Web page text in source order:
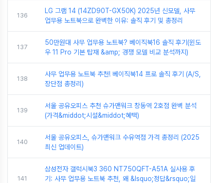
136
LG 그램 14 (14ZD90T-GX50K) 2025년 신모델, 사무
업무용 노트북으로 완벽한 이유: 솔직 후기 및 총정리
137
50만원대 사무 업무용 노트북? 베이직북16 솔직 후기(윈도
우 11 Pro 기본 탑재 &amp; 경쟁 모델 비교 분석까지)
138
사무 업무용 노트북 추천! 베이직북14 프로 솔직 후기 (A/S,
장단점 총정리)
139
서울 공유오피스 추천 슈가맨워크 창동역 2호점 완벽 분석
(가격&middot;시설&middot;혜택)
140
서울 공유오피스, 슈가맨워크 수유역점 가격 총정리 (2025
최신 업데이트)
141
삼성전자 갤럭시북3 360 NT750QFT-A51A 실사용 후
기: 사무 업무용 노트북 추천, 왜 &lsquo;정답&rsquo;일